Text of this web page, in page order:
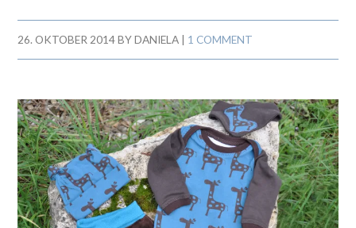
26. OKTOBER 2014BYDANIELA 1 COMMENT